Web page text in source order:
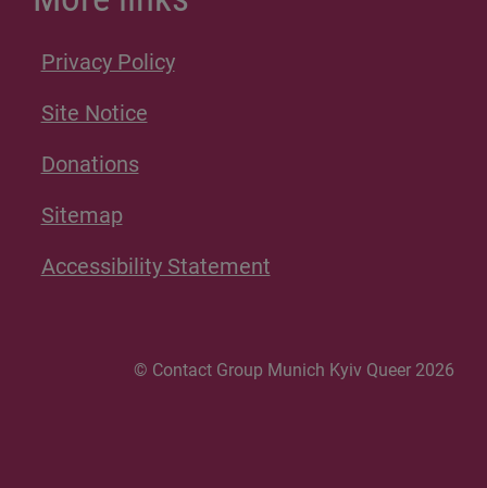
Privacy Policy
Site Notice
Donations
Sitemap
Accessibility Statement
© Contact Group Munich Kyiv Queer 2026